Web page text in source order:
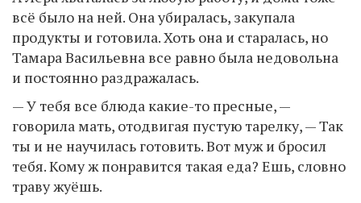
всё было на ней. Она убиралась, закупала
продукты и готовила. Хоть она и старалась, но
Тамара Васильевна все равно была недовольна
и постоянно раздражалась.
— У тебя все блюда какие-то пресные, —
говорила мать, отодвигая пустую тарелку, — Так
ты и не научилась готовить. Вот муж и бросил
тебя. Кому ж понравится такая еда? Ешь, словно
траву жуёшь.